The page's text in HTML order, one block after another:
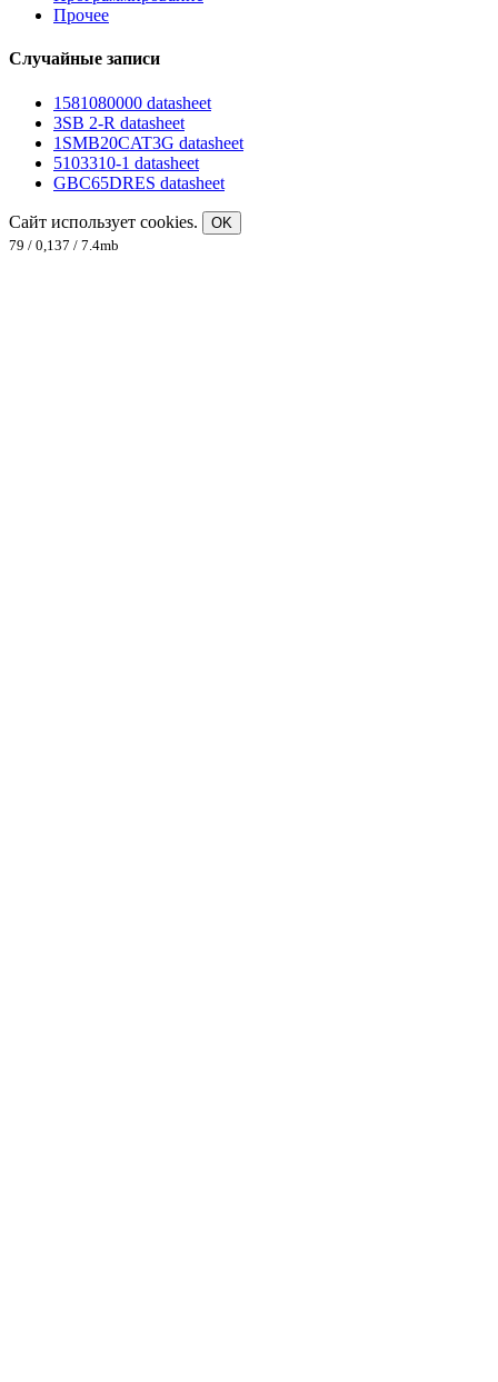
Прочее
Случайные записи
1581080000 datasheet
3SB 2-R datasheet
1SMB20CAT3G datasheet
5103310-1 datasheet
GBC65DRES datasheet
Сайт использует cookies.
OK
79 / 0,137 / 7.4mb